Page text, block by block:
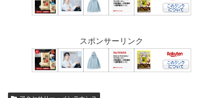
スポンサーリンク